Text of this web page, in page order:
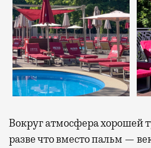
Вокруг атмосфера хорошей
разве что вместо пальм —